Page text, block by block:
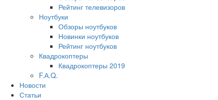
Рейтинг телевизоров
Ноутбуки
Обзоры ноутбуков
Новинки ноутбуков
Рейтинг ноутбуков
Квадрокоптеры
Квадрокоптеры 2019
F.А.Q.
Новости
Статьи